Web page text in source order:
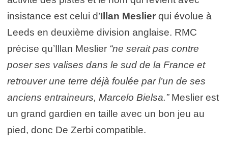
insistance est celui d’Illan Meslier qui évolue à
Leeds en deuxième division anglaise. RMC
précise qu’Illan Meslier “ne serait pas contre
poser ses valises dans le sud de la France et
retrouver une terre déjà foulée par l’un de ses
anciens entraineurs, Marcelo Bielsa.”Meslier est
un grand gardien en taille avec un bon jeu au
pied, donc De Zerbi compatible.